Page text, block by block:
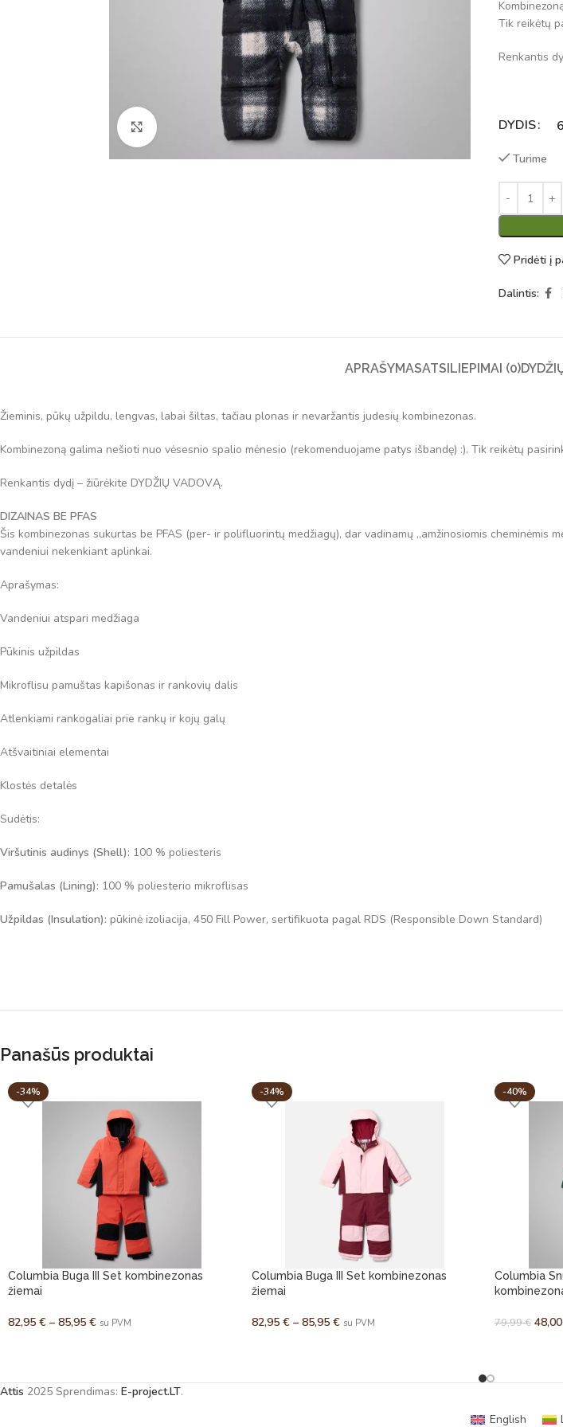
Spustelėkite norėdami padidinti
Tik reikėtų
Renkantis
DYDIS
Turime
Alternative:
Pridėti į
Dalintis:
APRAŠYMASATSILIEPIMAI (0)
Žieminis, pūkų užpildu, lengvas, labai šiltas, tačiau plonas ir nevaržantis judesių kombinezonas.
Kombinezoną galima nešioti nuo vėsesnio spalio mėnesio (rekomenduojame patys išbandę) :). Tik reikėtų
Renkantis dydį – žiūrėkite DYDŽIŲ VADOVĄ.
DIZAINAS BE PFAS
Šis kombinezonas sukurtas be PFAS (per- ir polifluorintų medžiagų), dar vadinamų „amžinosiomis cheminėmis
vandeniui nekenkiant aplinkai.
Aprašymas:
Vandeniui atspari medžiaga
Pūkinis užpildas
Mikroflisu pamuštas kapišonas ir rankovių dalis
Atlenkiami rankogaliai prie rankų ir kojų galų
Atšvaitiniai elementai
Klostės detalės
Sudėtis:
Viršutinis audinys (Shell): 100 % poliesteris
Pamušalas (Lining): 100 % poliesterio mikroflisas
Užpildas (Insulation): pūkinė izoliacija, 450 Fill Power, sertifikuota pagal RDS (Responsible Down Standard)
Panašūs produktai
-34%
Columbia Buga III Set kombinezonas
žiemai
82,95 € – 85,95 € su PVM
-34%
Columbia Buga III Set kombinezonas
žiemai
82,95 € – 85,95 € su PVM
-40%
Columbia
79,99€ 48,00
Attis 2025 Sprendimas: E-project.LT.
English